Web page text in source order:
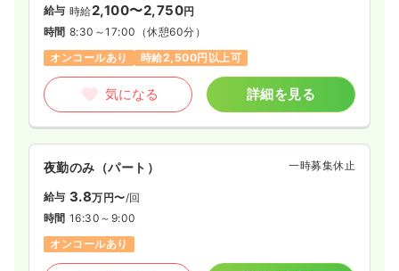
給与 時給2,100〜2,750円
時間 8:30～17:00 （休憩60分）
オンコールあり
時給2,500円以上可
気になる 詳細を見る
夜勤のみ（パート） 一時募集休止
給与 3.8万円〜/回
時間 16:30～9:00
オンコールあり